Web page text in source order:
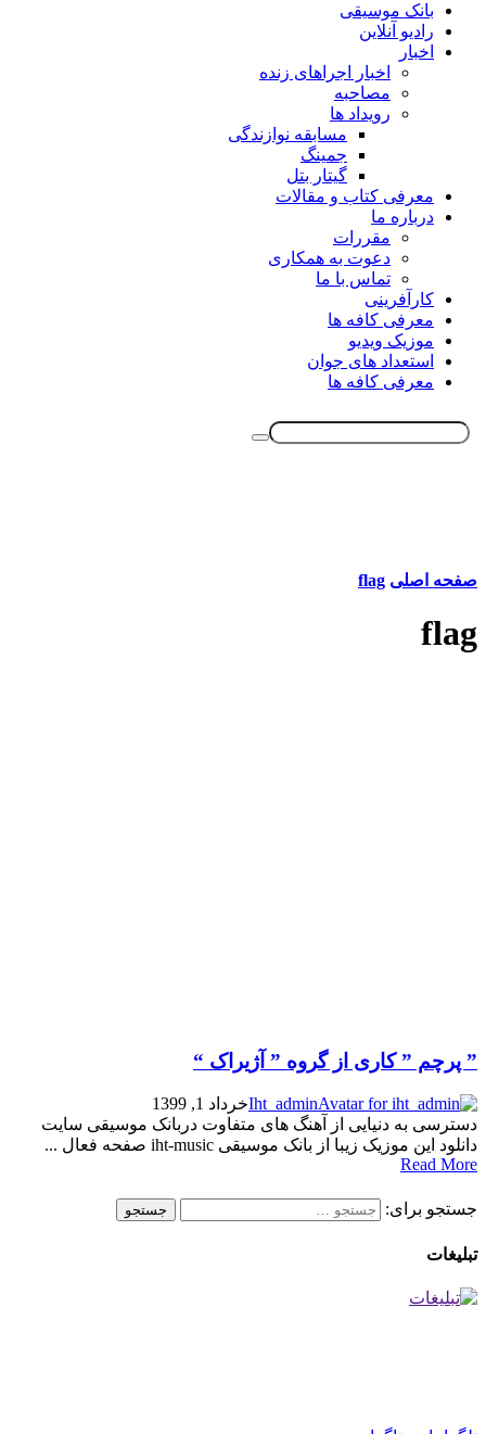
بانک موسیقی
رادیو آنلاین
اخبار
اخبار اجراهای زنده
مصاحبه
رویداد ها
مسابقه نوازندگی
جمینگ
گیتار بتل
معرفی کتاب و مقالات
درباره ما
مقررات
دعوت به همکاری
تماس با ما
کارآفرینی
معرفی کافه ها
موزیک ویدیو
استعداد های جوان
معرفی کافه ها
صفحه اصلی flag
flag
” پرچم ” کاری از گروه ” آژیراک “
Iht_adminخرداد 1, 1399
دسترسی به دنیایی از آهنگ های متفاوت دربانک موسیقی سایت
دانلود این موزیک زیبا از بانک موسیقی iht-music صفحه فعال ...
Read More
جستجو برای:
تبلیغات